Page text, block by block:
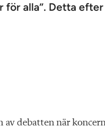
för alla”. Detta
av debatten när